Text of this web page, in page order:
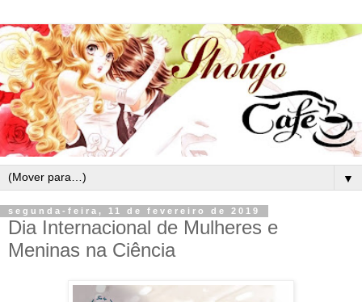
▼
segunda-feira, 11 de fevereiro de 2019
Dia Internacional de Mulheres e
Meninas na Ciência